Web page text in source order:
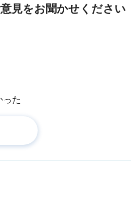
見をお聞かせください
った